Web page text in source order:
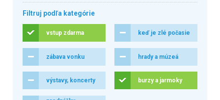
Filtruj podľa kategórie
vstup zdarma keď je zlé počasie
zábava vonku hrady a múzeá
výstavy, koncerty burzy a jarmoky